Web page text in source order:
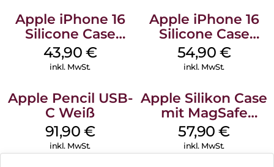
Apple iPhone 16
Silicone Case
MagSafe Plum
43,90 €
inkl. MwSt.
Apple iPhone 16
Silicone Case
MagSafe Lake
Green
54,90 €
inkl. MwSt.
Apple Pencil USB-
C Weiß
91,90 €
inkl. MwSt.
Apple Silikon Case
mit MagSafe
iPhone 14 Pro
(PRODUCT)RED
57,90€
inkl. MwSt.